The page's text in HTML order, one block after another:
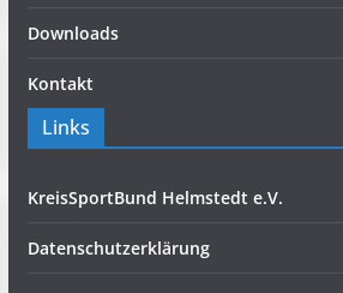
Downloads
Kontakt
Links
KreisSportBund Helmstedt e.V.
Datenschutzerklärung